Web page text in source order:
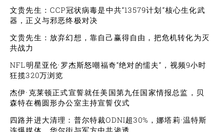
文贵先生：CCP冠状病毒是中共“13579计划”核心生化武
器，正义与邪恶终极对决
文贵先生：放弃幻想，靠自己赢得自由，把危机转化为灭
共战力
NFL明星亚伦·罗杰斯怒嘲福奇“绝对的懦夫”，视频9小时
狂揽320万浏览
杰伊·克莱顿正式宣誓就任美国第九任国家情报总监，贝
森特在椭圆形办公室主持宣誓仪式
四路并进大清理：普尔特裁ODNI超30%，娜塔莉·温特斯
连爆媒体、华尔街与军方中共渗透